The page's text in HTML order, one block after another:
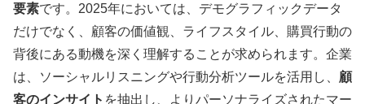
要素です。2025年においては、デモグラフィックデータ
だけでなく、顧客の価値観、ライフスタイル、購買行動の
背後にある動機を深く理解することが求められます。企業
は、ソーシャルリスニングや行動分析ツールを活用し、 顧
客のインサイト を抽出し、よりパーソナライズされたマー